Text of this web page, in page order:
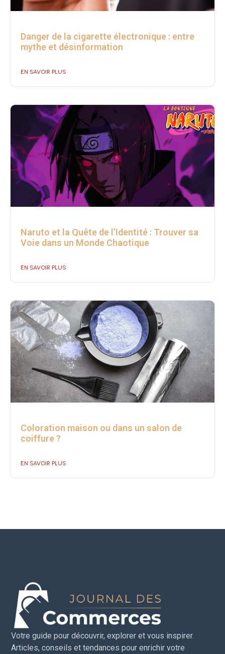
Danger de la cigarette électronique : entre
mythe et désinformation
EN SAVOIR PLUS
Naruto et la Quête de l’Identité : Trouver sa
Voie dans un Monde Chaotique
EN SAVOIR PLUS
Coloration maison ou dans un salon de
coiffure ?
EN SAVOIR PLUS
Votre guide pour découvrir, explorer et vous inspirer.
Articles, conseils et tendances pour enrichir votre